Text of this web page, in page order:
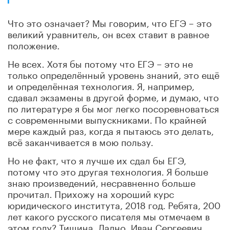
Что это означает? Мы говорим, что ЕГЭ – это
великий уравнитель, он всех ставит в равное
положение.
Не всех. Хотя бы потому что ЕГЭ – это не
только определённый уровень знаний, это ещё
и определённая технология. Я, например,
сдавал экзамены в другой форме, и думаю, что
по литературе я бы мог легко посоревноваться
с современными выпускниками. По крайней
мере каждый раз, когда я пытаюсь это делать,
всё заканчивается в мою пользу.
Но не факт, что я лучше их сдал бы ЕГЭ,
потому что это другая технология. Я больше
знаю произведений, несравненно больше
прочитал. Прихожу на хороший курс
юридического института, 2018 год. Ребята, 200
лет какого русского писателя мы отмечаем в
этом году? Тишина. Ладно, Иван Сергеевич